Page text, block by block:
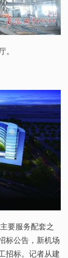
要服务配套之
标公告，新机场
招标。记者从建